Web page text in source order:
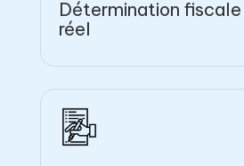
Détermination
réel